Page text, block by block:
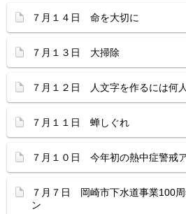
７月１４日 命を大切に
７月１３日 大掃除
７月１２日 人文字を作るには何
７月１１日 蝉しぐれ
７月１０日 今年初の熱中症警戒
７月７日 岡崎市下水道事業100
ン